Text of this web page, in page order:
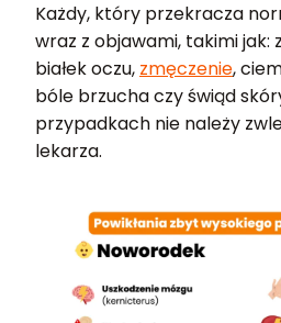
Każdy, który przekracza
wraz z objawami, takimi jak:
białek oczu, zmęczenie,
bóle brzucha czy świąd
przypadkach nie należy
lekarza.